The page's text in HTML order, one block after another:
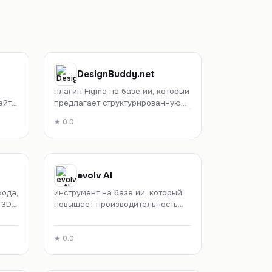
DesignBuddy.net
плагин Figma на базе ии, который
предлагает структурированную
типографике и доступности в
дизайне.
★ 0.0
evolv AI
инструмент на базе ии, который
повышает производительность
поведения пользователей в
режиме реального времени.
★ 0.0